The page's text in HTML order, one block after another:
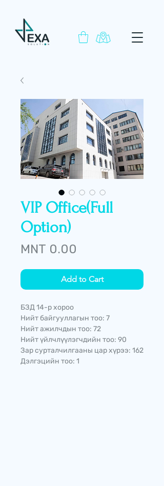
VIP Office(Full
Option)
MNT 0.00
Add to Cart
БЗД 14-р хороо
Нийт байгууллагын тоо: 7
Нийт ажилчдын тоо: 72
Нийт үйлчлүүлэгчдийн тоо: 90
Зар сурталчилгааны цар хүрээ: 162
Дэлгэцийн тоо: 1